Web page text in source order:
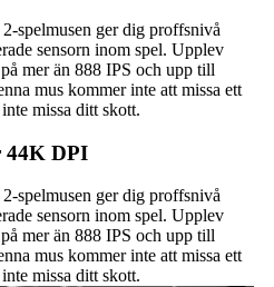
spelmusen ger dig proffsnivå
sensorn inom spel. Upplev
mer än 888 IPS och upp till
mus kommer inte att missa ett
missa ditt skott.
44K DPI
spelmusen ger dig proffsnivå
sensorn inom spel. Upplev
mer än 888 IPS och upp till
mus kommer inte att missa ett
missa ditt skott.